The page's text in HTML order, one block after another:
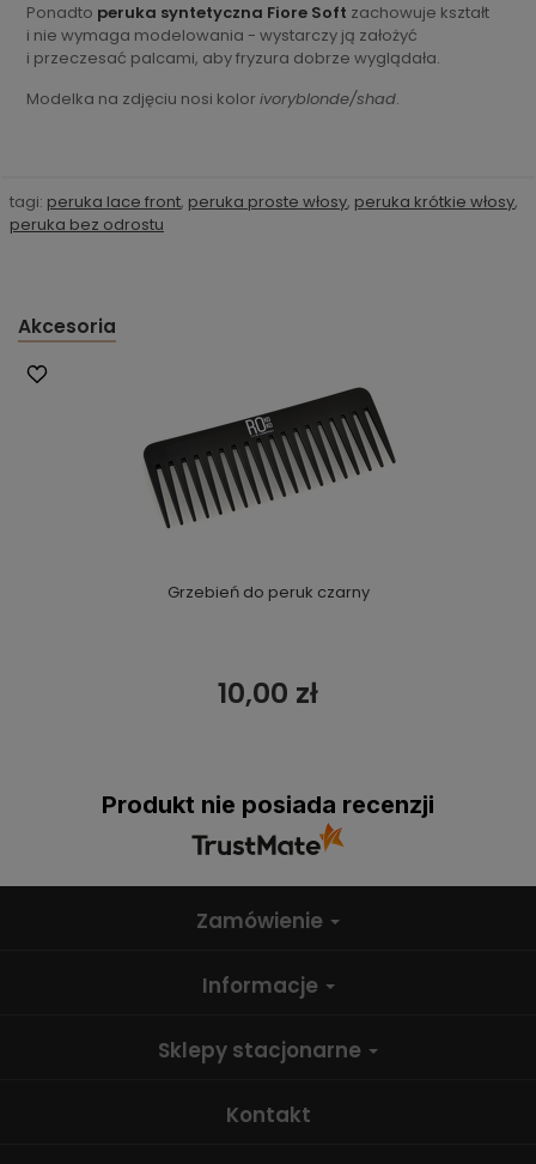
Ponadto peruka syntetyczna Fiore Soft zachowuje kształt
i nie wymaga modelowania - wystarczy ją założyć
i przeczesać palcami, aby fryzura dobrze wyglądała.
Modelka na zdjęciu nosi kolor ivoryblonde/shad.
tagi: peruka lace front, peruka proste włosy, peruka krótkie włosy,
peruka bez odrostu
Akcesoria
Grzebień do peruk czarny
10,00 zł
Produkt nie posiada recenzji
Zamówienie
Informacje
Sklepy stacjonarne
Kontakt